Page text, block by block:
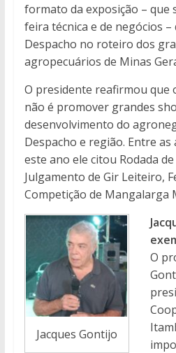
formato da exposição –
feira técnica e de negócios –
Despacho no roteiro dos
agropecuários de Minas
O presidente reafirmou que
não é promover grandes
desenvolvimento do
Despacho e região. Entre
este ano ele citou Rodada
Julgamento de Gir Leiteiro,
Competição de Mangalarga
Jacques Gontijo
O